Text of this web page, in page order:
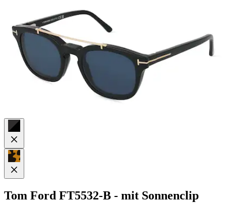
Tom Ford FT5532-B - mit Sonnenclip